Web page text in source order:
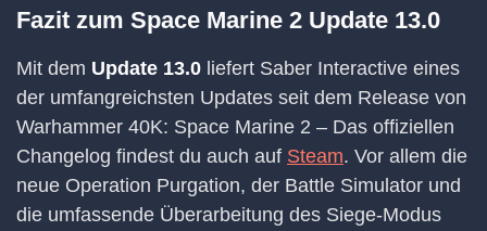
Fazit zum Space Marine 2 Update 13.0
Mit dem Update 13.0 liefert Saber Interactive eines
der umfangreichsten Updates seit dem Release von
Warhammer 40K: Space Marine 2 – Das offiziellen
Changelog findest du auch auf Steam. Vor allem die
neue Operation Purgation, der Battle Simulator und
die umfassende Überarbeitung des Siege-Modus